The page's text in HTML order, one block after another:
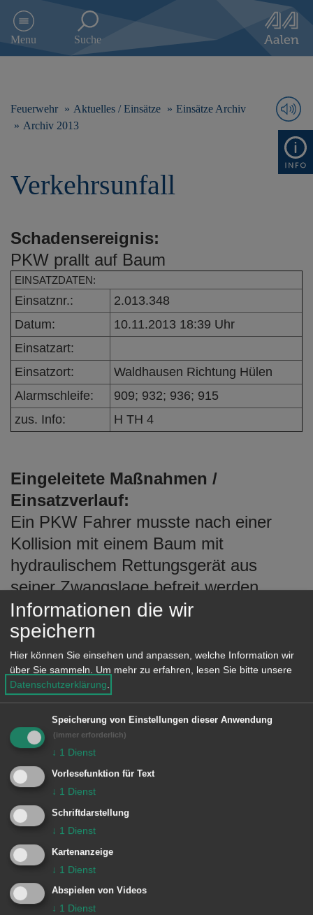
e
h
Menu Suche
Feuerwehr Aktuelles / Einsätze
Einsätze Archiv
Archiv 2013
Verkehrsunfall
Schadensereignis:
PKW prallt auf Baum
EINSATZDATEN:
Einsatznr.:
2.013.348
Datum:
10.11.2013 18:39 Uhr
Einsatzart:
Einsatzort:
Waldhausen Richtung Hülen
Alarmschleife:
909; 932; 936; 915
zus. Info:
H TH 4
Eingeleitete Maßnahmen /
Einsatzverlauf:
Ein PKW Fahrer musste nach einer
Kollision mit einem Baum mit
hydraulischem Rettungsgerät aus
seiner Zwangslage befreit werden.
Besondere Vorkommnisse:
Einheiten Feuerwehr Aalen:
Kommando
1/10 KDOW
Zugführer vom Dienst
1 Aalen
3 Ebnat / Waldhausen
Bericht derSchwäpo mit Video
Bericht der
Informationen die wir
speichern
Hier können Sie einsehen und anpassen, welche Information wir
über Sie sammeln. Um mehr zu erfahren, lesen Sie bitte unsere
Datenschutzerklärung.
Speicherung von Einstellungen dieser Anwendung
(immer erforderlich)
↓ 1 Dienst
Vorlesefunktion für Text
↓ 1 Dienst
Schriftdarstellung
↓ 1 Dienst
Kartenanzeige
↓ 1 Dienst
Abspielen von Videos
↓ 1 Dienst